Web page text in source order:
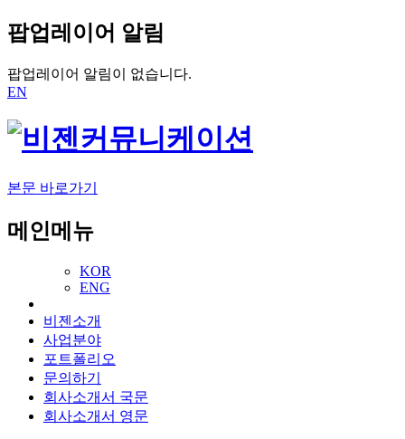
팝업레이어 알림
팝업레이어 알림이 없습니다.
EN
본문 바로가기
메인메뉴
KOR
ENG
비젠소개
사업분야
포트폴리오
문의하기
회사소개서 국문
회사소개서 영문